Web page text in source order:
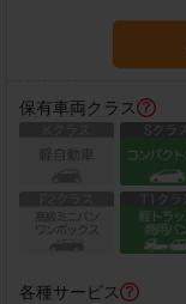
保有車両クラス
各種サービス